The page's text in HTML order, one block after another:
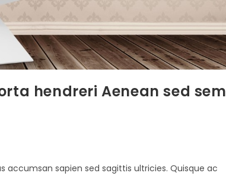
hendreri Aenean sed sem
accumsan sapien sed sagittis ultricies. Quisque ac